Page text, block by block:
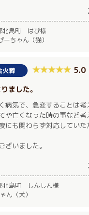
北島町 はぴ様
ちゃん（猫）
火葬 5.0
ました。
病気で、急変することは
や亡くなった時の事など
にも関わらず対応していた
ざいました。
北島町 しんしん様
ん（犬）